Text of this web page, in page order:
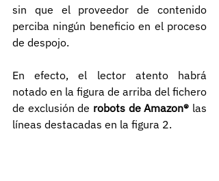
sin que el proveedor de contenido
perciba ningún beneficio en el proceso
de despojo.
En efecto, el lector atento habrá
notado en la figura de arriba del fichero
de exclusión de robots de Amazon® las
líneas destacadas en la figura 2.